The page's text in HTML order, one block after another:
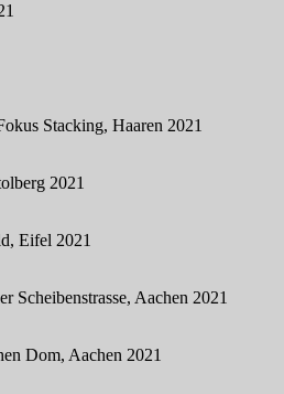
Stacking, Haaren 2021
2021
Eifel 2021
Scheibenstrasse, Aachen 2021
Dom, Aachen 2021